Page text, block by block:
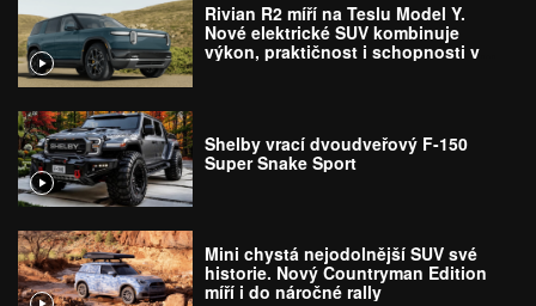
Rivian R2 míří na Teslu Model Y.
Nové elektrické SUV kombinuje
výkon, praktičnost i schopnosti v
Shelby vrací dvoudveřový F-150
Super Snake Sport
Mini chystá nejodolnější SUV své
historie. Nový Countryman Edition
míří i do náročné rally